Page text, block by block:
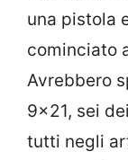
una pistola
cominciato
Avrebbero
9×21, sei
tutti negli